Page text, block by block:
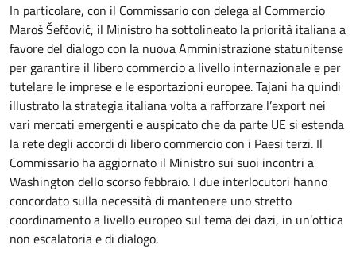
In particolare, con il Commissario con delega al Commercio
Maroš Šefčovič, il Ministro ha sottolineato la priorità italiana a
favore del dialogo con la nuova Amministrazione statunitense
per garantire il libero commercio a livello internazionale e per
tutelare le imprese e le esportazioni europee. Tajani ha quindi
illustrato la strategia italiana volta a rafforzare l’export nei
vari mercati emergenti e auspicato che da parte UE si estenda
la rete degli accordi di libero commercio con i Paesi terzi. Il
Commissario ha aggiornato il Ministro sui suoi incontri a
Washington dello scorso febbraio. I due interlocutori hanno
concordato sulla necessità di mantenere uno stretto
coordinamento a livello europeo sul tema dei dazi, in un’ottica
non escalatoria e di dialogo.